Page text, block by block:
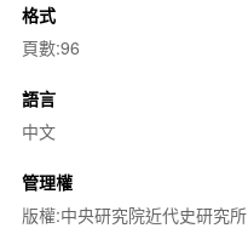
格式
頁數:96
語言
中文
管理權
版權:中央研究院近代史研究所